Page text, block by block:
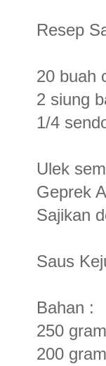
Resep
20 buah
2 siung
1/4
Ulek
Geprek
Sajikan
Saus
Bahan :
250
200